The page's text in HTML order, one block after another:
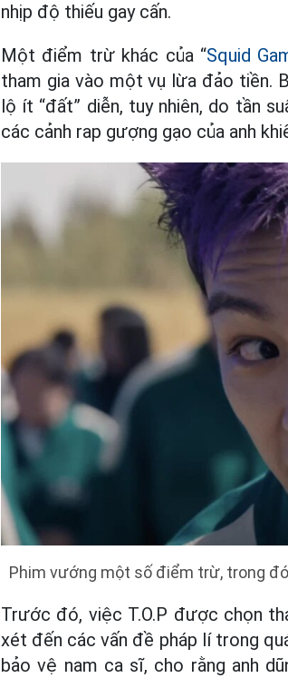
nhịp độ thiếu gay cấn.
Một điểm trừ khác của “Squid
tham gia vào một vụ lừa đảo tiền.
lộ ít “đất” diễn, tuy nhiên, do tần
các cảnh rap gượng gạo của anh
Phim vướng một số điểm trừ, trong
Trước đó, việc T.O.P được chọn
xét đến các vấn đề pháp lí trong
bảo vệ nam ca sĩ, cho rằng anh